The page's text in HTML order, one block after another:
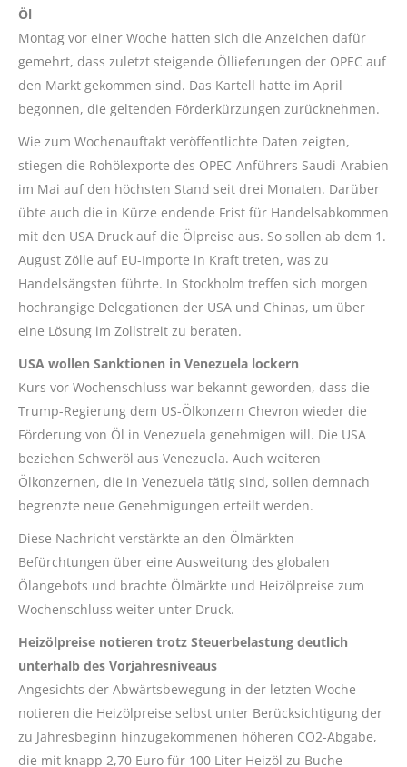
Öl
Montag vor einer Woche hatten sich die Anzeichen dafür
gemehrt, dass zuletzt steigende Öllieferungen der OPEC auf
den Markt gekommen sind. Das Kartell hatte im April
begonnen, die geltenden Förderkürzungen zurücknehmen.
Wie zum Wochenauftakt veröffentlichte Daten zeigten,
stiegen die Rohölexporte des OPEC-Anführers Saudi-Arabien
im Mai auf den höchsten Stand seit drei Monaten. Darüber
übte auch die in Kürze endende Frist für Handelsabkommen
mit den USA Druck auf die Ölpreise aus. So sollen ab dem 1.
August Zölle auf EU-Importe in Kraft treten, was zu
Handelsängsten führte. In Stockholm treffen sich morgen
hochrangige Delegationen der USA und Chinas, um über
eine Lösung im Zollstreit zu beraten.
USA wollen Sanktionen in Venezuela lockern
Kurs vor Wochenschluss war bekannt geworden, dass die
Trump-Regierung dem US-Ölkonzern Chevron wieder die
Förderung von Öl in Venezuela genehmigen will. Die USA
beziehen Schweröl aus Venezuela. Auch weiteren
Ölkonzernen, die in Venezuela tätig sind, sollen demnach
begrenzte neue Genehmigungen erteilt werden.
Diese Nachricht verstärkte an den Ölmärkten
Befürchtungen über eine Ausweitung des globalen
Ölangebots und brachte Ölmärkte und Heizölpreise zum
Wochenschluss weiter unter Druck.
Heizölpreise notieren trotz Steuerbelastung deutlich
unterhalb des Vorjahresniveaus
Angesichts der Abwärtsbewegung in der letzten Woche
notieren die Heizölpreise selbst unter Berücksichtigung der
zu Jahresbeginn hinzugekommenen höheren CO2-Abgabe,
die mit knapp 2,70 Euro für 100 Liter Heizöl zu Buche